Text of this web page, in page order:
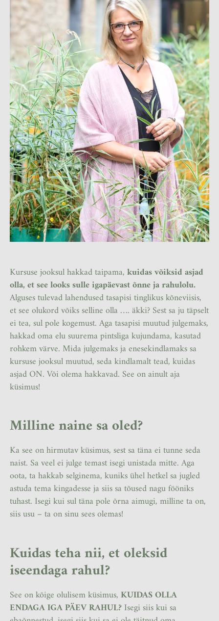
Kursuse jooksul hakkad taipama,kuidas võiksid asjad
olla, et see looks sulle igapäevast õnne ja rahulolu.
Alguses tulevad lahendused tasapisi tinglikus kõneviisis,
et see olukord võiks selline olla …. äkki? Sest sa ju täpselt
ei tea, sul pole kogemust. Aga tasapisi muutud julgemaks,
hakkad oma elu suurema pintsliga kujundama, kasutad
rohkem värve. Mida julgemaks ja enesekindlamaks sa
kursuse jooksul muutud, seda kindlamalt tead, kuidas
asjad ON. Või olema hakkavad. See on ainult aja
küsimus!
Milline naine sa oled?
Ka see on hirmutav küsimus, sest sa täna ei tunne seda
naist. Sa veel ei julge temast isegi unistada mitte. Aga
oota, ta hakkab selginema, kuniks ühel hetkel sa jugled
astuda tema kingadesse ja siis sa tõused nagu fööniks
tuhast. Isegi kui sul täna pole õrna aimugi, milline ta on,
siis usu – ta on sinu sees olemas!
Kuidas teha nii, et oleksid
iseendaga rahul?
See on kõige olulisem küsimus,KUIDAS OLLA
ENDAGA IGA PÄEV RAHUL?Isegi siis kui sa